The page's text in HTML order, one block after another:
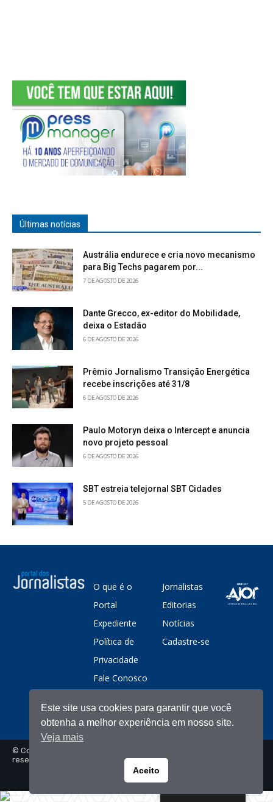
Últimas notícias
Austrália endurece e cria novo mecanismo
para Big Techs pagarem por...
7 DE AGOSTO DE 2026
Dante Grecco, ex-editor do Mobilidade,
deixa o Estadão
6 DE AGOSTO DE 2026
Prêmio Jornalismo Transição Energética
recebe inscrições até 31/8
6 DE AGOSTO DE 2026
Paulo Motoryn deixa o Intercept e anuncia
novo projeto pessoal
6 DE AGOSTO DE 2026
SBT estreia telejornal SBT Cidades
5 DE AGOSTO DE 2026
O que é o
Portal
Expediente
Política de
Privacidade
Fale Conosco
Jornalistas
Editorias
Notícias
Cadastre-se
© Copyright - Portal dos Jornalistas - Todos os direitos
reservados
Este site usa cookies para garantir que você
obtenha a melhor experiência em nosso site.
Veja mais
Aceito